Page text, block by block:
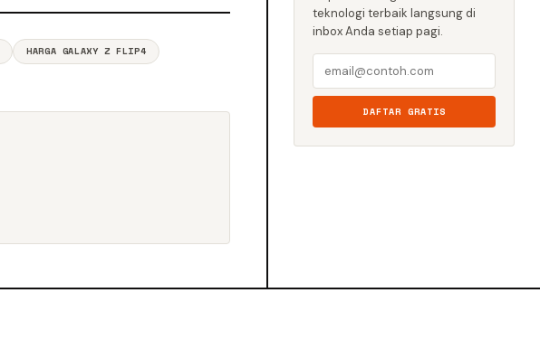
HARGA GALAXY Z FLIP4
teknologi terbaik langsung di
inbox Anda setiap pagi.
DAFTAR GRATIS